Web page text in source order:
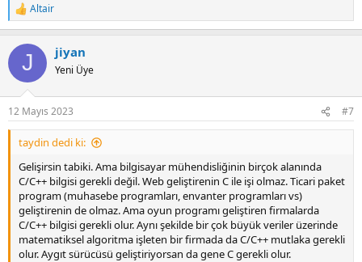
R
e
c
i
s
:
Altair
J jiyan
Yeni Üye
12 Mayıs 2023 #7
taydin dedi ki:
Gelişirsin tabiki. Ama bilgisayar mühendisliğinin birçok alanında
C/C++ bilgisi gerekli değil. Web geliştirenin C ile işi olmaz. Ticari paket
program (muhasebe programları, envanter programları vs)
geliştirenin de olmaz. Ama oyun programı geliştiren firmalarda
C/C++ bilgisi gerekli olur. Aynı şekilde bir çok büyük veriler üzerinde
matematiksel algoritma işleten bir firmada da C/C++ mutlaka gerekli
olur. Aygıt sürücüsü geliştiriyorsan da gene C gerekli olur.